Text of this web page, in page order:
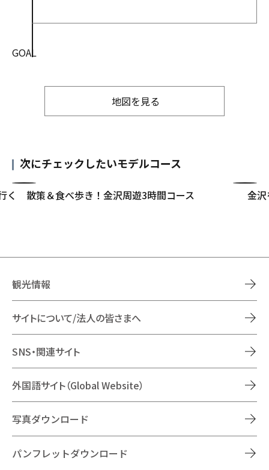
GOAL
地図を見る
次にチェックしたいモデルコース
く 散策＆食べ歩き！金沢周遊3時間コース 金
観光情報
サイトについて/法人の皆さまへ
SNS・関連サイト
外国語サイト（Global Website）
写真ダウンロード
パンフレットダウンロード